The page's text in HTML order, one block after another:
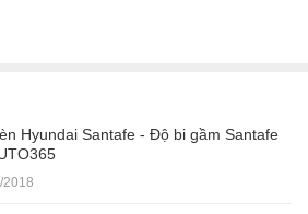
Hyundai Santafe - Độ bi gầm Santafe
2018